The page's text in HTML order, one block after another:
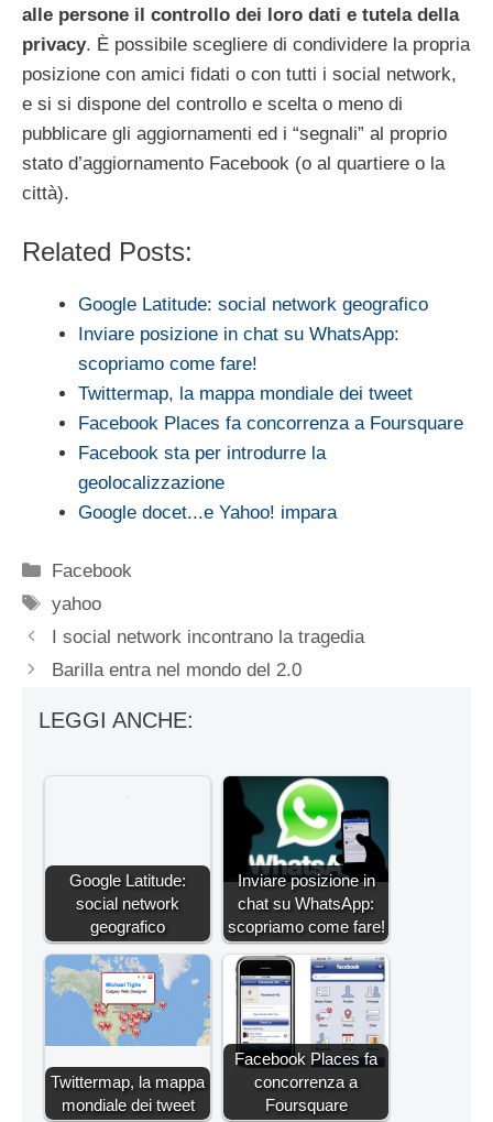
alle persone il controllo dei loro dati e tutela della
privacy. È possibile scegliere di condividere la propria
posizione con amici fidati o con tutti i social network,
e si si dispone del controllo e scelta o meno di
pubblicare gli aggiornamenti ed i “segnali” al proprio
stato d’aggiornamento Facebook (o al quartiere o la
città).
Related Posts:
Google Latitude: social network geografico
Inviare posizione in chat su WhatsApp:
scopriamo come fare!
Twittermap, la mappa mondiale dei tweet
Facebook Places fa concorrenza a Foursquare
Facebook sta per introdurre la
geolocalizzazione
Google docet...e Yahoo! impara
Categorie
Facebook
Tag
yahoo
I social network incontrano la tragedia
Barilla entra nel mondo del 2.0
LEGGI ANCHE:
Google Latitude:
social network
geografico
Inviare posizione in
chat su WhatsApp:
scopriamo come fare!
Twittermap, la mappa
mondiale dei tweet
Facebook Places fa
concorrenza a
Foursquare